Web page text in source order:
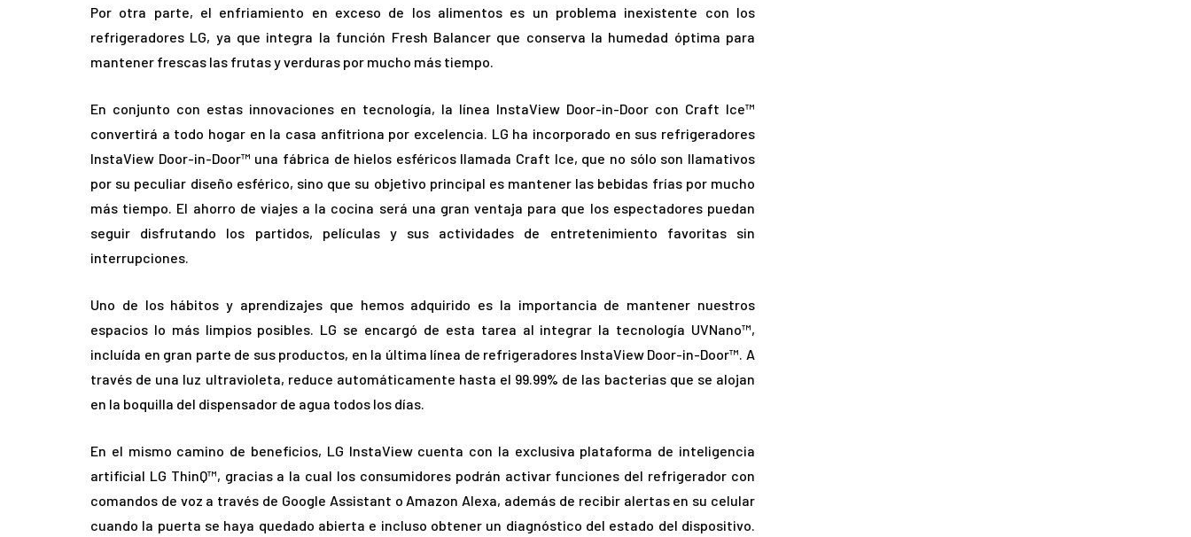
Por otra parte, el enfriamiento en exceso de los alimentos es un problema inexistente con los
refrigeradores LG, ya que integra la función Fresh Balancer que conserva la humedad óptima para
mantener frescas las frutas y verduras por mucho más tiempo.
En conjunto con estas innovaciones en tecnología, la línea InstaView Door-in-Door con Craft Ice™
convertirá a todo hogar en la casa anfitriona por excelencia. LG ha incorporado en sus refrigeradores
InstaView Door-in-Door™ una fábrica de hielos esféricos llamada Craft Ice, que no sólo son llamativos
por su peculiar diseño esférico, sino que su objetivo principal es mantener las bebidas frías por mucho
más tiempo. El ahorro de viajes a la cocina será una gran ventaja para que los espectadores puedan
seguir disfrutando los partidos, películas y sus actividades de entretenimiento favoritas sin
interrupciones.
Uno de los hábitos y aprendizajes que hemos adquirido es la importancia de mantener nuestros
espacios lo más limpios posibles. LG se encargó de esta tarea al integrar la tecnología UVNano™,
incluída en gran parte de sus productos, en la última línea de refrigeradores InstaView Door-in-Door™. A
través de una luz ultravioleta, reduce automáticamente hasta el 99.99% de las bacterias que se alojan
en la boquilla del dispensador de agua todos los días.
En el mismo camino de beneficios, LG InstaView cuenta con la exclusiva plataforma de inteligencia
artificial LG ThinQ™, gracias a la cual los consumidores podrán activar funciones del refrigerador con
comandos de voz a través de Google Assistant o Amazon Alexa, además de recibir alertas en su celular
cuando la puerta se haya quedado abierta e incluso obtener un diagnóstico del estado del dispositivo.